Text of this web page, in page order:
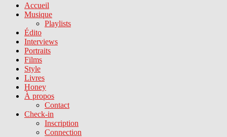
Accueil
Musique
Playlists
Édito
Interviews
Portraits
Films
Style
Livres
Honey
À propos
Contact
Check-in
Inscription
Connection